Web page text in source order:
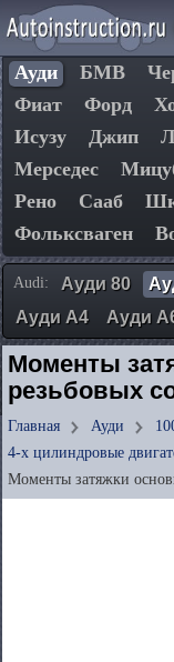
Ауди БМВ
Фиат
Форд
Исузу
Джип
Мерседес
Рено
Сааб
Фольксваген
Audi: Ауди 80
Ауди А4
Ауди
Моменты
резьбовых
Главная Ауди
4-х цилиндровые
Моменты затяжки